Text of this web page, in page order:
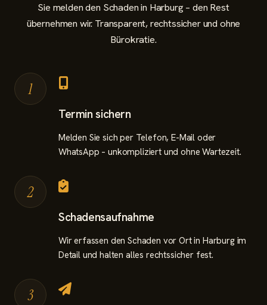
Sie melden den Schaden in Harburg – den Rest
übernehmen wir. Transparent, rechtssicher und ohne
Bürokratie.
1
Termin sichern
Melden Sie sich per Telefon, E-Mail oder
WhatsApp – unkompliziert und ohne Wartezeit.
2
Schadensaufnahme
Wir erfassen den Schaden vor Ort in Harburg im
Detail und halten alles rechtssicher fest.
3